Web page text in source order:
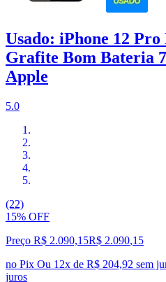
Usado: iPhone 12
Grafite Bom Bateria
Apple
5.0
(22)
15% OFF
Preço R$ 2.090,15R$ 2.090,15
no Pix Ou 12x de R$ 204,92 sem
juros